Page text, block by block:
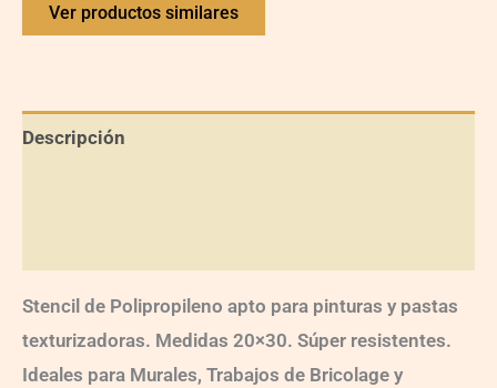
Ver productos similares
Descripción
Stencil de Polipropileno apto para pinturas y pastas
texturizadoras. Medidas 20×30. Súper resistentes.
Ideales para Murales, Trabajos de Bricolage y